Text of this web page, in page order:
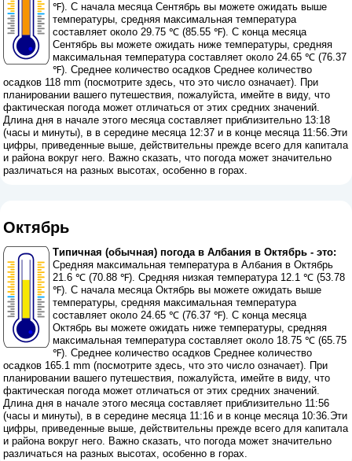
℉). С начала месяца Сентябрь вы можете ожидать выше
температуры, средняя максимальная температура
составляет около 29.75 ℃ (85.55 ℉). С конца месяца
Сентябрь вы можете ожидать ниже температуры, средняя
максимальная температура составляет около 24.65 ℃ (76.37
℉). Среднее количество осадков Среднее количество
осадков 118 mm (посмотрите здесь, что это число означает). При
планировании вашего путешествия, пожалуйста, имейте в виду, что
фактическая погода может отличаться от этих средних значений.
Длина дня в начале этого месяца составляет приблизительно 13:18
(часы и минуты), в в середине месяца 12:37 и в конце месяца 11:56.Эти
цифры, приведенные выше, действительны прежде всего для капитала
и района вокруг него. Важно сказать, что погода может значительно
различаться на разных высотах, особенно в горах.
Октябрь
Типичная (обычная) погода в Албания в Октябрь - это:
Средняя максимальная температура в Албания в Октябрь
21.6 ℃ (70.88 ℉). Средняя низкая температура 12.1 ℃ (53.78
℉). С начала месяца Октябрь вы можете ожидать выше
температуры, средняя максимальная температура
составляет около 24.65 ℃ (76.37 ℉). С конца месяца
Октябрь вы можете ожидать ниже температуры, средняя
максимальная температура составляет около 18.75 ℃ (65.75
℉). Среднее количество осадков Среднее количество
осадков 165.1 mm (посмотрите здесь, что это число означает). При
планировании вашего путешествия, пожалуйста, имейте в виду, что
фактическая погода может отличаться от этих средних значений.
Длина дня в начале этого месяца составляет приблизительно 11:56
(часы и минуты), в в середине месяца 11:16 и в конце месяца 10:36.Эти
цифры, приведенные выше, действительны прежде всего для капитала
и района вокруг него. Важно сказать, что погода может значительно
различаться на разных высотах, особенно в горах.